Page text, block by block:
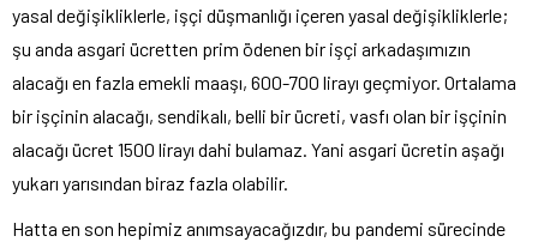
yasal değişikliklerle, işçi düşmanlığı içeren yasal değişikliklerle;
şu anda asgari ücretten prim ödenen bir işçi arkadaşımızın
alacağı en fazla emekli maaşı, 600-700 lirayı geçmiyor. Ortalama
bir işçinin alacağı, sendikalı, belli bir ücreti, vasfı olan bir işçinin
alacağı ücret 1500 lirayı dahi bulamaz. Yani asgari ücretin aşağı
yukarı yarısından biraz fazla olabilir.
Hatta en son hepimiz anımsayacağızdır, bu pandemi sürecinde